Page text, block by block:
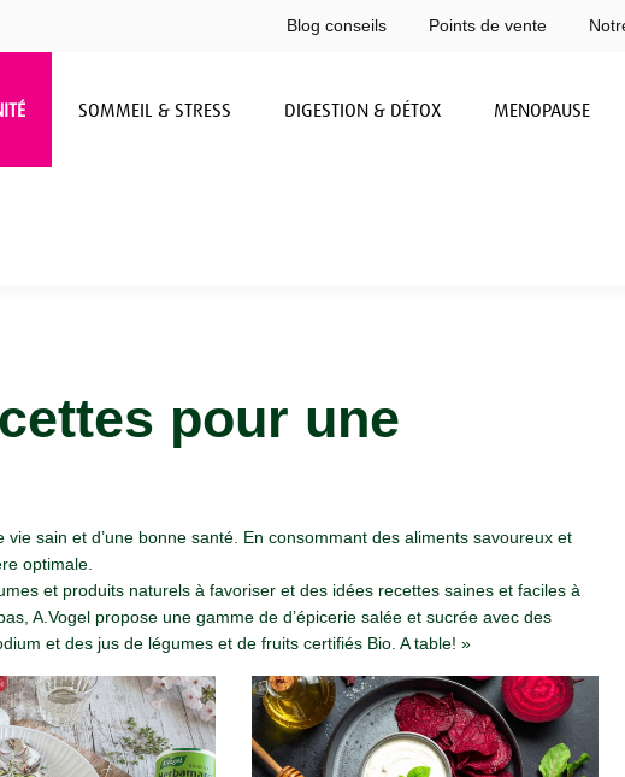
Blog conseils Points de vente
SOMMEIL & STRESS DIGESTION & DÉTOX MENOPAUSE
pour une
sain et d’une bonne santé. En consommant des aliments savoureux et
optimale.
et produits naturels à favoriser et des idées recettes saines et faciles à
A.Vogel propose une gamme de d’épicerie salée et sucrée avec des
et des jus de légumes et de fruits certifiés Bio. A table! »